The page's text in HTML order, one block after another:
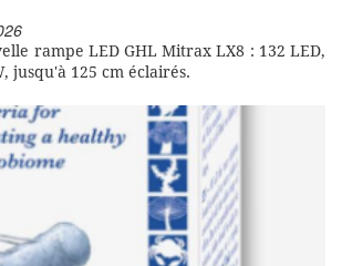
rampe LED GHL Mitrax LX8 : 132 LED,
jusqu'à 125 cm éclairés.